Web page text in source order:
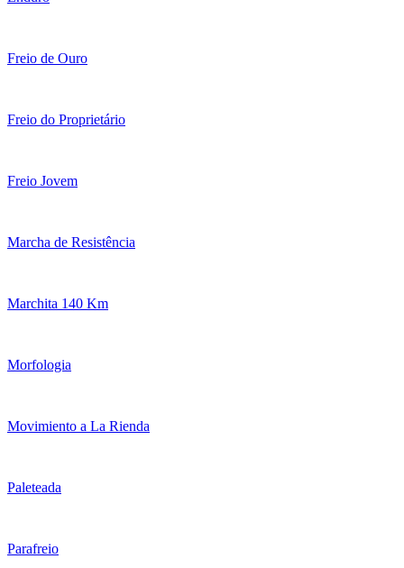
Freio de Ouro
Freio do Proprietário
Freio Jovem
Marcha de Resistência
Marchita 140 Km
Morfologia
Movimiento a La Rienda
Paleteada
Parafreio